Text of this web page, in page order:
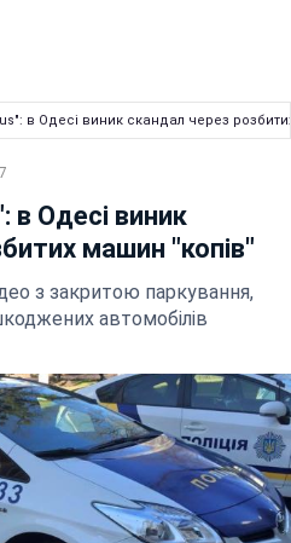
в Одесі виник скандал через
Одесі виник
машин "копів"
з закритою паркування,
автомобілів